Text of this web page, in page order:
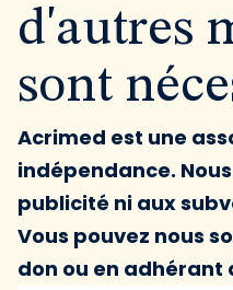
d'autres
sont
Acrimed est une
indépendance.
publicité ni aux
Vous pouvez nous
don ou en adhérant